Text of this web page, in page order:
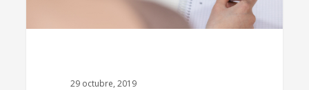
29 octubre, 2019